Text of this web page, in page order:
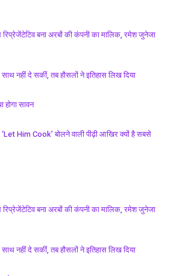
बना अरबों की कंपनी का मालिक, रमेश जुनेजा
नहीं दे सकीं, तब हौसलों ने इतिहास लिख दिया
सावन
‘Let Him Cook’ बोलने वाली पीढ़ी आखिर क्यों है सबसे
बना अरबों की कंपनी का मालिक, रमेश जुनेजा
नहीं दे सकीं, तब हौसलों ने इतिहास लिख दिया